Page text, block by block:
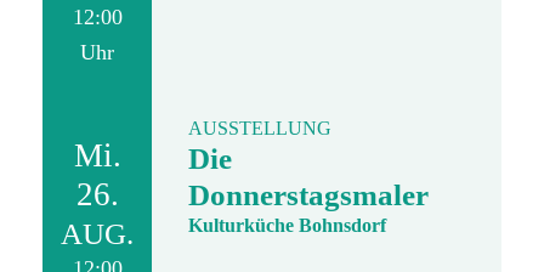
12:00
Uhr
Mi.
26.
AUG.
AUSSTELLUNG
Die
Donnerstagsmaler
Kulturküche Bohnsdorf